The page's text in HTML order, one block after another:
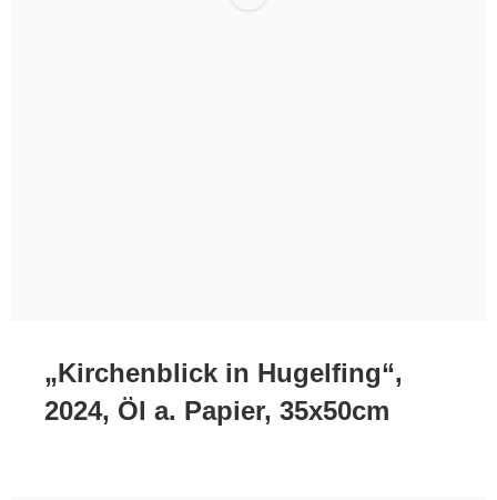
„Kirchenblick in Hugelfing“,
2024, Öl a. Papier, 35x50cm